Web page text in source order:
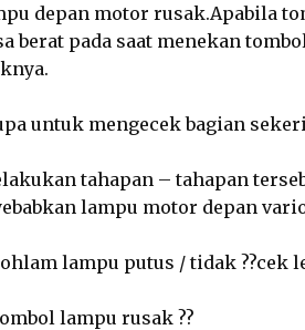
depan motor rusak.Apabila
berat pada saat menekan
untuk mengecek bagian
tahapan – tahapan
lampu motor depan
lampu putus / tidak ??cek
lampu rusak ??